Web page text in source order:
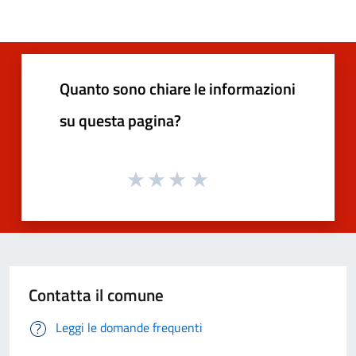
Quanto sono chiare le informazioni
su questa pagina?
Contatta il comune
Leggi le domande frequenti